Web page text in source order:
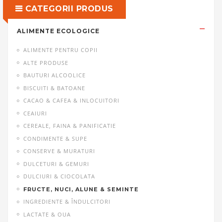
CATEGORII PRODUS
ALIMENTE ECOLOGICE
ALIMENTE PENTRU COPII
ALTE PRODUSE
BAUTURI ALCOOLICE
BISCUITI & BATOANE
CACAO & CAFEA & INLOCUITORI
CEAIURI
CEREALE, FAINA & PANIFICATIE
CONDIMENTE & SUPE
CONSERVE & MURATURI
DULCETURI & GEMURI
DULCIURI & CIOCOLATA
FRUCTE, NUCI, ALUNE & SEMINTE
INGREDIENTE & ÎNDULCITORI
LACTATE & OUA